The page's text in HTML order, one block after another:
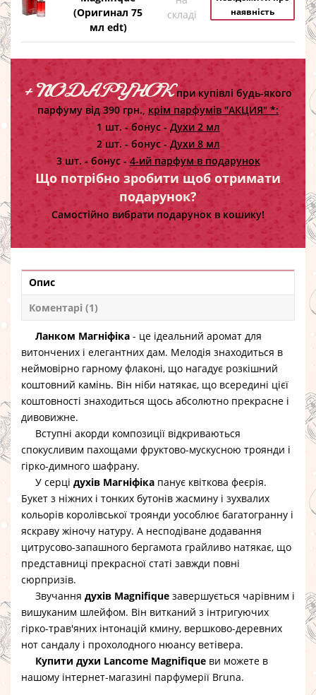
(Оригинал 75
мл edt)
складі
наявність
+ ПОДАРУНОКпри купівлі будь-якого
парфуму від 390 грн., крім парфумів "АКЦИЯ" *:
1 шт. - бонус - Духи 2 мл
2 шт. - бонус -Духи 8 мл
3 шт. - бонус -4-ий парфум в подарунок
Що потрібно зробити щоб отримати
подарунок?
Самостійно вибрати подарунок в кошику!
Опис
Коментарі (1)
Ланком Магніфіка - це ідеальний аромат для
витончених і елегантних дам. Мелодія знаходиться в
неймовірно гарному флаконі, що нагадує розкішний
коштовний камінь. Він ніби натякає, що всередині цієї
коштовності знаходиться щось абсолютно прекрасне і
дивовижне.
Вступні акорди композиції відкриваються
спокусливим пахощами фруктово-мускусною троянди і
гірко-димного шафрану.
У серці духів Магніфіка панує квіткова феєрія.
Букет з ніжних і тонких бутонів жасмину і зухвалих
кольорів королівської троянди уособлює багатогранну і
яскраву жіночу натуру. А несподіване додавання
цитрусово-запашного бергамота грайливо натякає, що
представниці прекрасної статі завжди повні
сюрпризів.
Звучання духів Magnifique завершується чарівним і
вишуканим шлейфом. Він витканий з інтригуючих
гірко-трав'яних інтонацій кмину, вершково-деревних
нот сандалу і прохолодного нюансу ветівера.
Купити духи Lancome Magnifique ви можете в
нашому інтернет-магазині парфумерії Bruna.